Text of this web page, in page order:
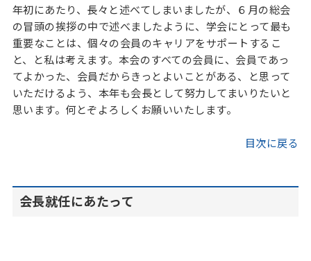
年初にあたり、長々と述べてしまいましたが、６月の総会
の冒頭の挨拶の中で述べましたように、学会にとって最も
重要なことは、個々の会員のキャリアをサポートするこ
と、と私は考えます。本会のすべての会員に、会員であっ
てよかった、会員だからきっとよいことがある、と思って
いただけるよう、本年も会長として努力してまいりたいと
思います。何とぞよろしくお願いいたします。
目次に戻る
会長就任にあたって